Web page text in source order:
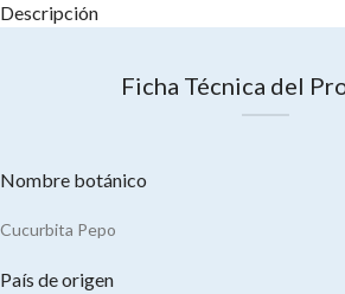
Descripción
Ficha Técnica del
Nombre botánico
Cucurbita Pepo
País de origen